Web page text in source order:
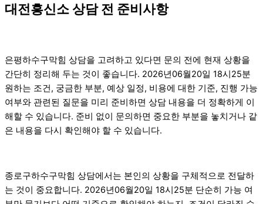
대전흥신소 상담 전 준비사항
은평하수구막힘 상담을 고려하고 있다면 문의 전에 현재 상황을
간단히 정리해 두는 것이 좋습니다. 2026년06월20일 18시25분
원하는 조건, 궁금한 부분, 예상 일정, 비용에 대한 기준, 진행 가능
여부와 관련된 질문을 미리 준비하면 상담 내용을 더 정확하게 이
해할 수 있습니다. 준비 없이 문의하면 중요한 부분을 놓치거나 같
은 내용을 다시 확인해야 할 수 있습니다.
종로구하수구막힘 상담에서는 본인의 상황을 구체적으로 전달하
는 것이 중요합니다. 2026년06월20일 18시25분 단순히 가능 여